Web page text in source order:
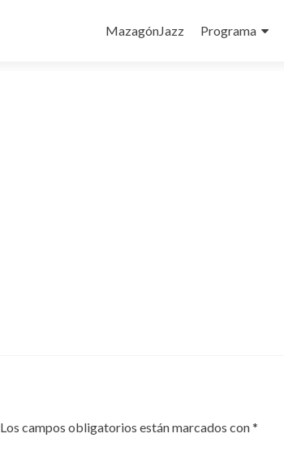
al
MazagónJazz Programa
Los campos obligatorios están marcados con*